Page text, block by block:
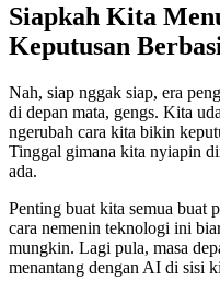
Siapkah Kita
Keputusan
Nah, siap nggak siap, era
di depan mata, gengs. Kita
ngerubah cara kita bikin
Tinggal gimana kita nyiapin
ada.
Penting buat kita semua buat
cara nemenin teknologi ini
mungkin. Lagi pula, masa
menantang dengan AI di sisi